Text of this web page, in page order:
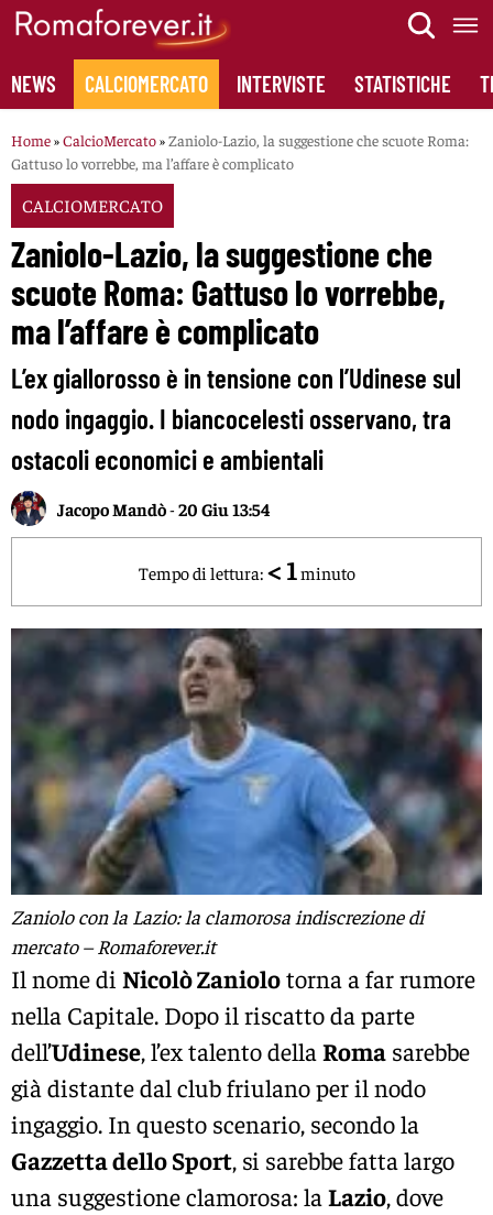
Skip
content
NEWS CALCIOMERCATO INTERVISTE STATISTICHE
Home»CalcioMercato»Zaniolo-Lazio, la suggestione che scuote Roma:
Gattuso lo vorrebbe, ma l’affare è complicato
CALCIOMERCATO
Zaniolo-Lazio, la suggestione che
scuote Roma: Gattuso lo vorrebbe,
ma l’affare è complicato
L’ex giallorosso è in tensione con l’Udinese sul
nodo ingaggio. I biancocelesti osservano, tra
ostacoli economici e ambientali
Jacopo Mandò-20 Giu 13:54
Tempo di lettura: < 1 minuto
Zaniolo con la Lazio: la clamorosa indiscrezione di
mercato – Romaforever.it
Il nome di Nicolò Zaniolotorna a far rumore
nella Capitale. Dopo il riscatto da parte
dell’Udinese, l’ex talento della Roma sarebbe
già distante dal club friulano per il nodo
ingaggio. In questo scenario, secondo la
Gazzetta dello Sport, si sarebbe fatta largo
una suggestione clamorosa: la Lazio, dove